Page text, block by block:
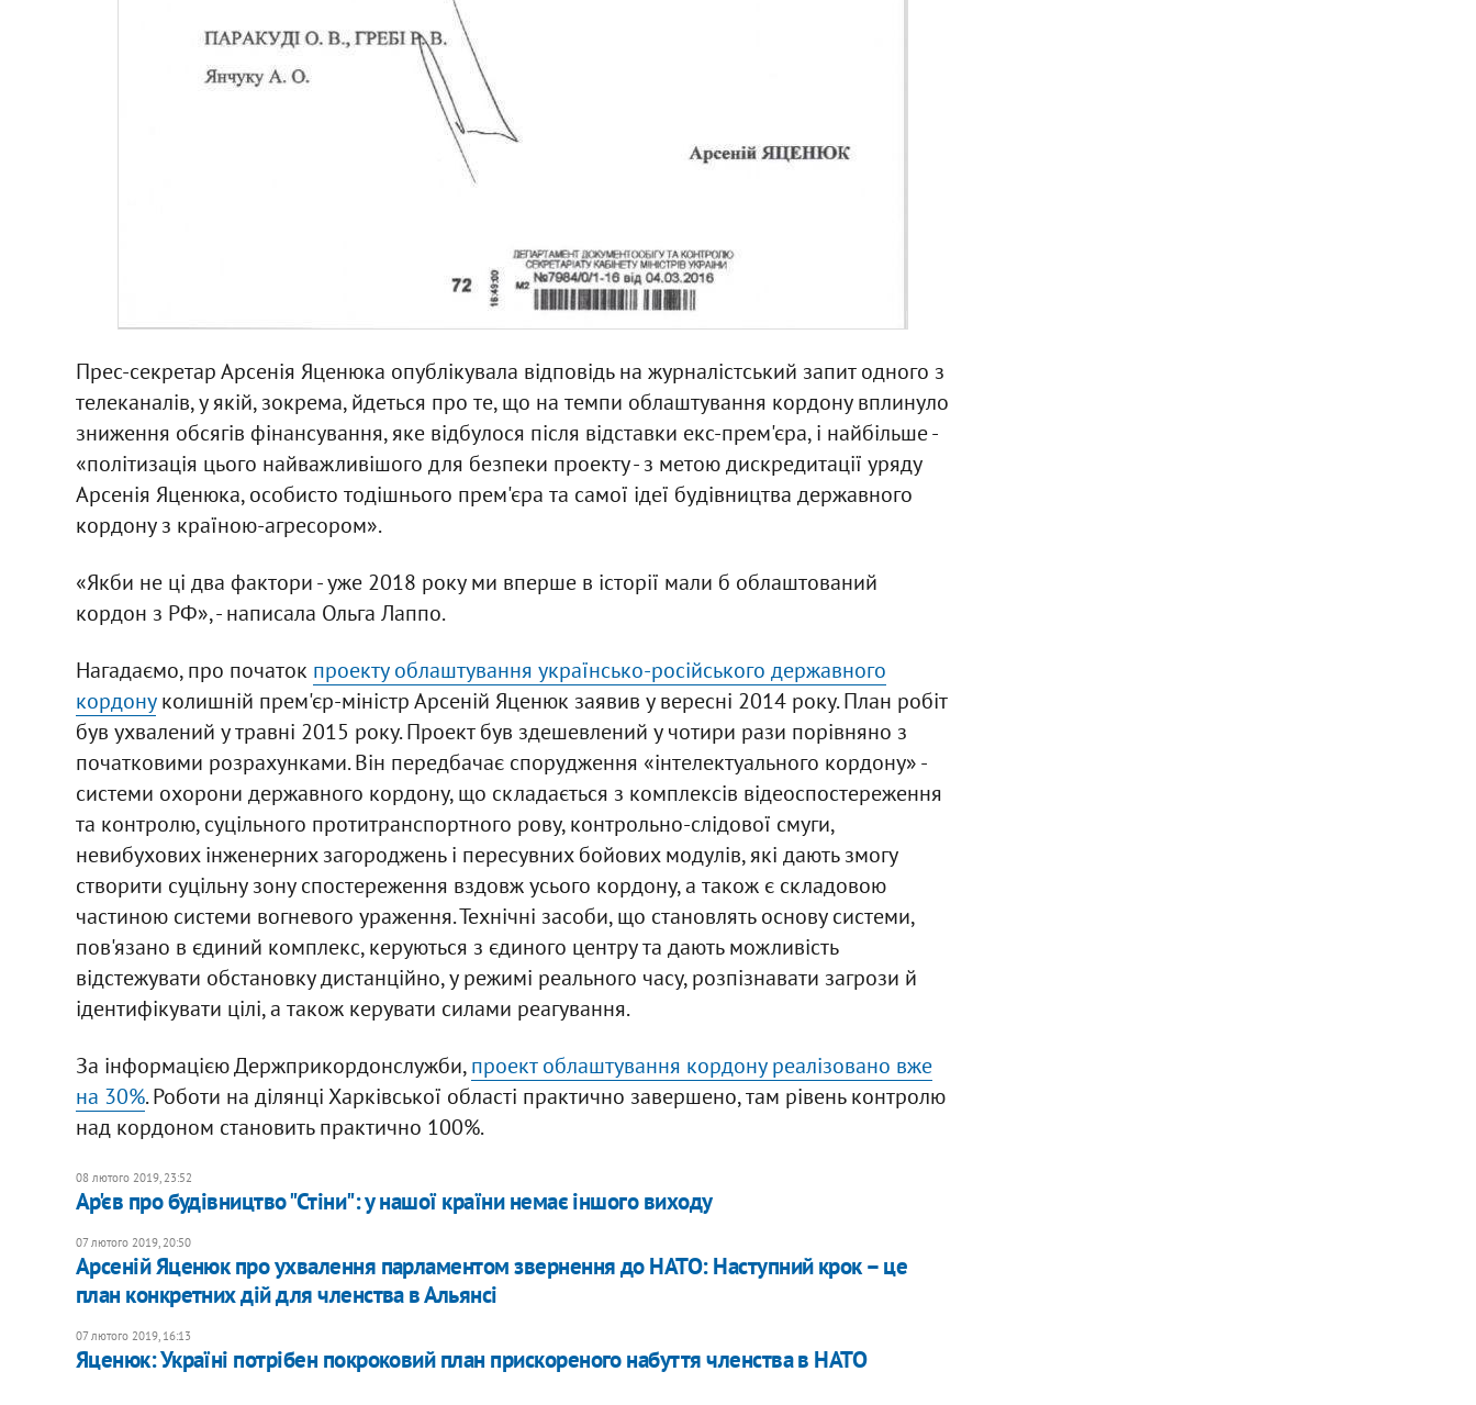
Прес-секретар Арсенія Яценюка опублікувала відповідь на журналістський запит одного з
телеканалів, у якій, зокрема, йдеться про те, що на темпи облаштування кордону вплинуло
зниження обсягів фінансування, яке відбулося після відставки екс-прем'єра, і найбільше -
«політизація цього найважливішого для безпеки проекту - з метою дискредитації уряду
Арсенія Яценюка, особисто тодішнього прем'єра та самої ідеї будівництва державного
кордону з країною-агресором».
«Якби не ці два фактори - уже 2018 року ми вперше в історії мали б облаштований
кордон з РФ», - написала Ольга Лаппо.
Нагадаємо, про початок проекту облаштування українсько-російського державного
кордонуколишній прем'єр-міністр Арсеній Яценюк заявив у вересні 2014 року. План робіт
був ухвалений у травні 2015 року. Проект був здешевлений у чотири рази порівняно з
початковими розрахунками. Він передбачає спорудження «інтелектуального кордону» -
системи охорони державного кордону, що складається з комплексів відеоспостереження
та контролю, суцільного протитранспортного рову, контрольно-слідової смуги,
невибухових інженерних загороджень і пересувних бойових модулів, які дають змогу
створити суцільну зону спостереження вздовж усього кордону, а також є складовою
частиною системи вогневого ураження. Технічні засоби, що становлять основу системи,
пов'язано в єдиний комплекс, керуються з єдиного центру та дають можливість
відстежувати обстановку дистанційно, у режимі реального часу, розпізнавати загрози й
ідентифікувати цілі, а також керувати силами реагування.
За інформацією Держприкордонслужби,проект облаштування кордону реалізовано вже
на 30%. Роботи на ділянці Харківської області практично завершено, там рівень контролю
над кордоном становить практично 100%.
08 лютого 2019, 23:52
Ар'єв про будівництво "Стіни": у нашої країни немає іншого виходу
07 лютого 2019, 20:50
Арсеній Яценюк про ухвалення парламентом звернення до НАТО: Наступний крок – це
план конкретних дій для членства в Альянсі
07 лютого 2019, 16:13
Яценюк: Україні потрібен покроковий план прискореного набуття членства в НАТО